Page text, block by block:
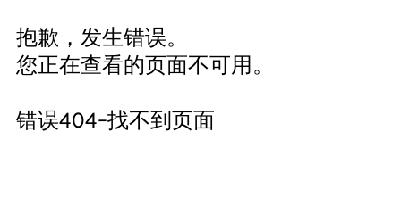
抱歉，发生错误。
您正在查看的页面不可用。
错误404-找不到页面